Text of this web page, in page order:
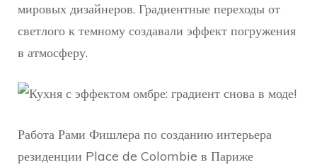
мировых дизайнеров. Градиентные переходы от
светлого к темному создавали эффект погружения
в атмосферу.
Работа Рами Фишлера по созданию интерьера
резиденции Place de Colombie в Париже